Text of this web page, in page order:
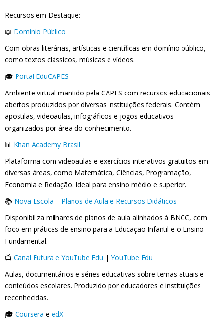
Recursos em Destaque:
📖 Domínio Público
Com obras literárias, artísticas e científicas em domínio público,
como textos clássicos, músicas e vídeos.
🎓 Portal EduCAPES
Ambiente virtual mantido pela CAPES com recursos educacionais
abertos produzidos por diversas instituições federais. Contém
apostilas, videoaulas, infográficos e jogos educativos
organizados por área do conhecimento.
📊 Khan Academy Brasil
Plataforma com videoaulas e exercícios interativos gratuitos em
diversas áreas, como Matemática, Ciências, Programação,
Economia e Redação. Ideal para ensino médio e superior.
📚 Nova Escola – Planos de Aula e Recursos Didáticos
Disponibiliza milhares de planos de aula alinhados à BNCC, com
foco em práticas de ensino para a Educação Infantil e o Ensino
Fundamental.
📺 Canal Futura e YouTube Edu | YouTube Edu
Aulas, documentários e séries educativas sobre temas atuais e
conteúdos escolares. Produzido por educadores e instituições
reconhecidas.
🎓 Coursera e edX